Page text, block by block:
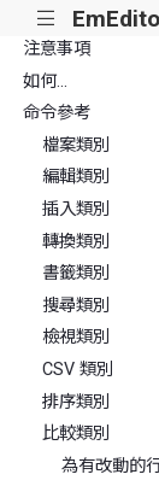
|||
注意事項
如何...
命令參考
檔案類別
編輯類別
插入類別
轉換類別
書籤類別
搜尋類別
檢視類別
CSV 類別
排序類別
比較類別
為有改動的